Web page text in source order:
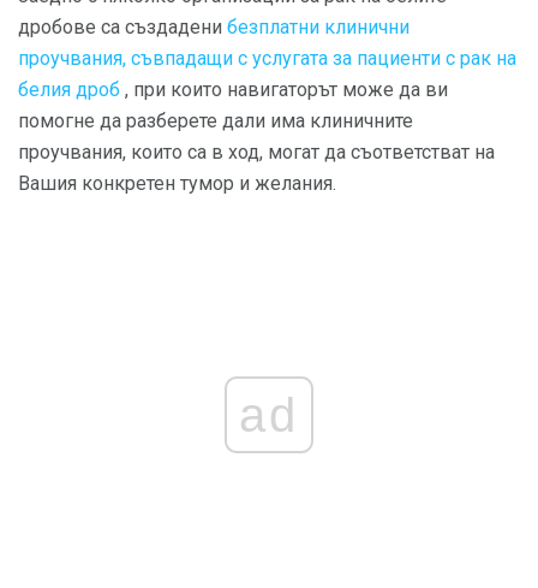
дробове са създадени безплатни клинични
проучвания, съвпадащи с услугата за пациенти с рак на
белия дроб , при които навигаторът може да ви
помогне да разберете дали има клиничните
проучвания, които са в ход, могат да съответстват на
Вашия конкретен тумор и желания.
ad